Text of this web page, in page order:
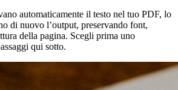
automaticamente il testo nel tuo PDF, lo
di nuovo l’output, preservando font,
della pagina. Scegli prima uno
qui sotto.